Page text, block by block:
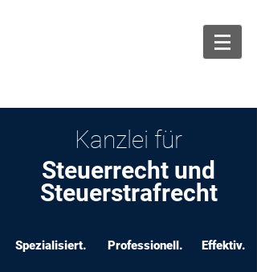
Kanzlei für
Steuerrecht und
Steuerstrafrecht
Spezialisiert. Professionell. Effektiv.